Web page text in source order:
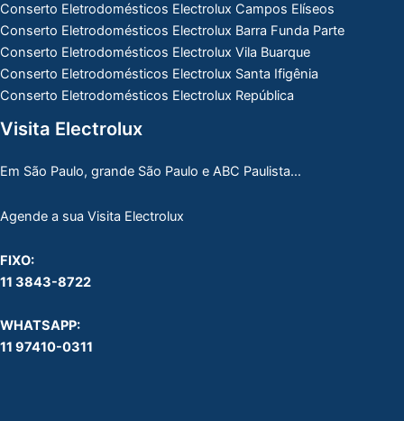
Conserto Eletrodomésticos Electrolux Campos Elíseos
Conserto Eletrodomésticos Electrolux Barra Funda Parte
Conserto Eletrodomésticos Electrolux Vila Buarque
Conserto Eletrodomésticos Electrolux Santa Ifigênia
Conserto Eletrodomésticos Electrolux República
Visita Electrolux
Em São Paulo, grande São Paulo e ABC Paulista…
Agende a sua Visita Electrolux
FIXO:
11 3843-8722
WHATSAPP:
11 97410-0311